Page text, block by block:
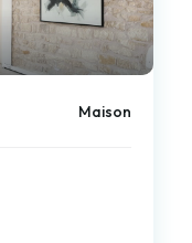
Maison